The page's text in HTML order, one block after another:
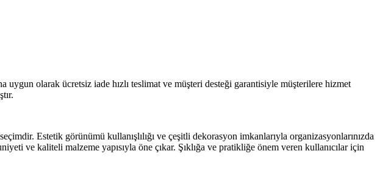
uygun olarak ücretsiz iade hızlı teslimat ve müşteri desteği garantisiyle müşterilere hizmet
Estetik görünümü kullanışlılığı ve çeşitli dekorasyon imkanlarıyla organizasyonlarınızda
ve kaliteli malzeme yapısıyla öne çıkar. Şıklığa ve pratikliğe önem veren kullanıcılar için